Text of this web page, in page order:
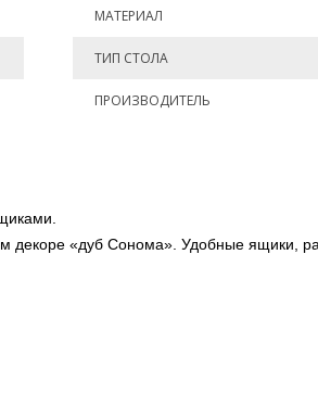
МАТЕРИАЛ
ТИП СТОЛА
ПРОИЗВОДИТЕЛЬ
декоре «дуб Сонома». Удобные ящики,